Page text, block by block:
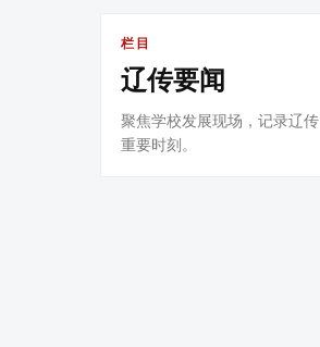
栏目
辽传要闻
聚焦学校发展现场，记录辽传
重要时刻。